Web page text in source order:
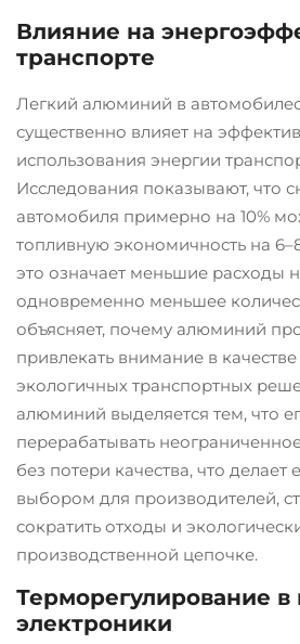
Влияние на
транспорте
Легкий алюминий в
существенно влияет на
использования энергии
Исследования показывают, что
автомобиля примерно на 10%
топливную экономичность на
это означает меньшие расходы
одновременно меньшее
объясняет, почему алюминий
привлекать внимание в
экологичных транспортных
алюминий выделяется тем, что
перерабатывать
без потери качества, что делает
выбором для производителей,
сократить отходы и
производственной цепочке.
Терморегулирование в
электроники